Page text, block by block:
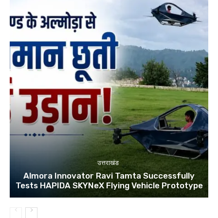
उत्तराखंड
Almora Innovator Ravi Tamta Successfully
Tests HAPIDA SKYNeX Flying Vehicle Prototype